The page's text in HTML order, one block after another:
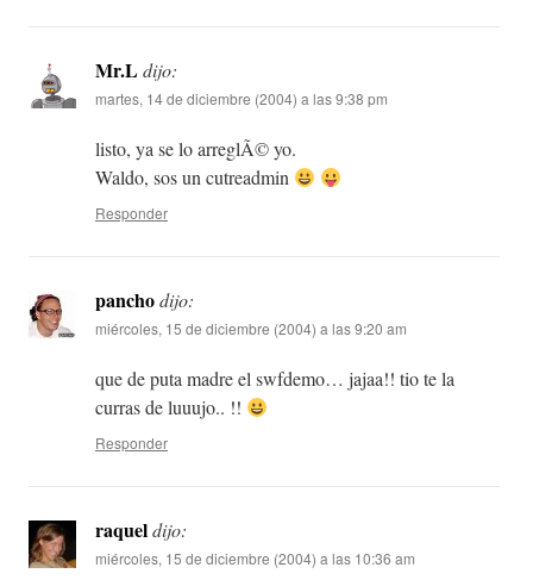
Mr.Ldijo:
martes, 14 de diciembre (2004) a las 9:38 pm
listo, ya se lo arreglÃ© yo.
Waldo, sos un cutreadmin
Responder
panchodijo:
miércoles, 15 de diciembre (2004) a las 9:20 am
que de puta madre el swfdemo… jajaa!! tio te la
curras de luuujo.. !!
Responder
raqueldijo:
miércoles, 15 de diciembre (2004) a las 10:36 am